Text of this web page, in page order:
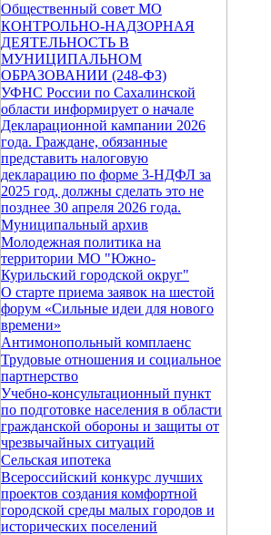
Общественный совет МО
КОНТРОЛЬНО-НАДЗОРНАЯ
ДЕЯТЕЛЬНОСТЬ В
МУНИЦИПАЛЬНОМ
ОБРАЗОВАНИИ (248-ФЗ)
УФНС России по Сахалинской
области информирует о начале
Декларационной кампании 2026
года. Граждане, обязанные
представить налоговую
декларацию по форме 3-НДФЛ за
2025 год, должны сделать это не
позднее 30 апреля 2026 года.
Муниципальный архив
Молодежная политика на
территории МО "Южно-
Курильский городской округ"
О старте приема заявок на шестой
форум «Сильные идеи для нового
времени»
Антимонопольный комплаенс
Трудовые отношения и социальное
партнерство
Учебно-консультационный пункт
по подготовке населения в области
гражданской обороны и защиты от
чрезвычайных ситуаций
Сельская ипотека
Всероссийский конкурс лучших
проектов создания комфортной
городской среды малых городов и
исторических поселений